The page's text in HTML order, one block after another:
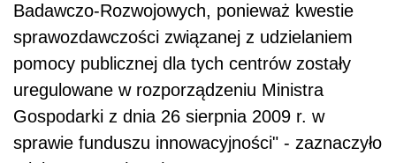
Badawczo-Rozwojowych, ponieważ kwestie
sprawozdawczości związanej z udzielaniem
pomocy publicznej dla tych centrów zostały
uregulowane w rozporządzeniu Ministra
Gospodarki z dnia 26 sierpnia 2009 r. w
sprawie funduszu innowacyjności" - zaznaczyło